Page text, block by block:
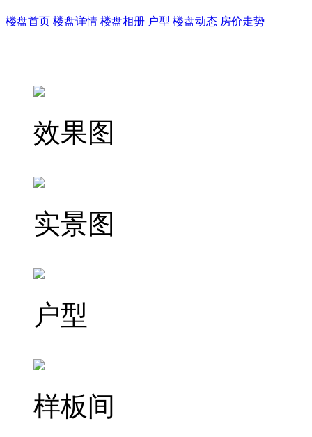
楼盘首页 楼盘详情 楼盘相册 户型 楼盘动态 房价走势
效果图
实景图
户型
样板间